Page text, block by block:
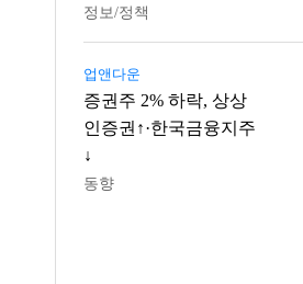
정보/정책
업앤다운
증권주 2% 하락, 상상
인증권↑·한국금융지주
↓
동향